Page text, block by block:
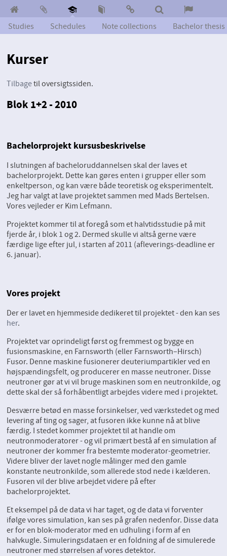
Studies Schedules Note collections Bachelor thesis
Kurser
Tilbagetil oversigtssiden.
Blok 1+2 - 2010
Bachelorprojekt kursusbeskrivelse
I slutningen af bacheloruddannelsen skal der laves et
bachelorprojekt. Dette kan gøres enten i grupper eller som
enkeltperson, og kan være både teoretisk og eksperimentelt.
Jeg har valgt at lave projektet sammen med Mads Bertelsen.
Vores vejleder er Kim Lefmann.
Projektet kommer til at foregå som et halvtidsstudie på mit
fjerde år, i blok 1 og 2. Dermed skulle vi altså gerne være
færdige lige efter jul, i starten af 2011 (afleverings-deadline er
6. januar).
Vores projekt
Der er lavet en hjemmeside dedikeret til projektet - den kan ses
her.
Projektet var oprindeligt først og fremmest og bygge en
fusionsmaskine, en Farnsworth (eller Farnsworth–Hirsch)
Fusor. Denne maskine fusionerer deuteriumpartikler ved en
højspændingsfelt, og producerer en masse neutroner. Disse
neutroner gør at vi vil bruge maskinen som en neutronkilde, og
dette skal der så forhåbentligt arbejdes videre med i projektet.
Desværre betød en masse forsinkelser, ved værkstedet og med
levering af ting og sager, at fusoren ikke kunne nå at blive
færdig. I stedet kommer projektet til at handle om
neutronmoderatorer - og vil primært bestå af en simulation af
neutroner der kommer fra bestemte moderator-geometrier.
Videre bliver der lavet nogle målinger med den gamle
konstante neutronkilde, som allerede stod nede i kælderen.
Fusoren vil der blive arbejdet videre på efter
bachelorprojektet.
Et eksempel på de data vi har taget, og de data vi forventer
ifølge vores simulation, kan ses på grafen nedenfor. Disse data
er for en blok-moderator med en udhuling i form af en
halvkugle. Simuleringsdataen er en foldning af de simulerede
neutroner med størrelsen af vores detektor.